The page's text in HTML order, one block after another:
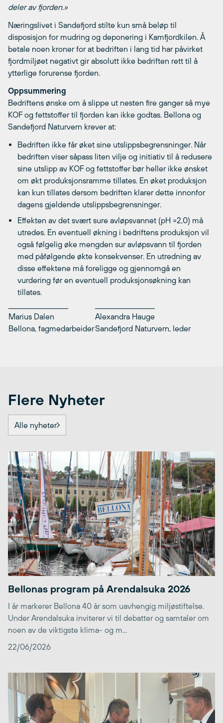
deler av fjorden.»
Næringslivet i Sandefjord stilte kun små beløp til
disposisjon for mudring og deponering i Kamfjordkilen. Å
betale noen kroner for at bedriften i lang tid har påvirket
fjordmiljøet negativt gir absolutt ikke bedriften rett til å
ytterlige forurense fjorden.
Oppsummering
Bedriftens ønske om å slippe ut nesten fire ganger så mye
KOF og fettstoffer til fjorden kan ikke godtas. Bellona og
Sandefjord Naturvern krever at:
Bedriften ikke får øket sine utslippsbegrensninger. Når
bedriften viser såpass liten vilje og initiativ til å redusere
sine utslipp av KOF og fettstoffer bør heller ikke ønsket
om økt produksjonsramme tillates. En øket produksjon
kan kun tillates dersom bedriften klarer dette innonfor
dagens gjeldende utslippsbegrensninger.
Effekten av det svært sure avløpsvannet (pH =2,0) må
utredes. En eventuell økning i bedriftens produksjon vil
også følgelig øke mengden sur avløpsvann til fjorden
med påfølgende økte konsekvenser. En utredning av
disse effektene må foreligge og gjennomgå en
vurdering før en eventuell produksjonsøkning kan
tillates.
Marius Dalen
Bellona, fagmedarbeider
Alexandra Hauge
Sandefjord Naturvern, leder
Flere Nyheter
Alle nyheter
Bellonas program på Arendalsuka 2026
I år markerer Bellona 40 år som uavhengig miljøstiftelse.
Under Arendalsuka inviterer vi til debatter og samtaler om
noen av de viktigste klima- og m...
22/06/2026